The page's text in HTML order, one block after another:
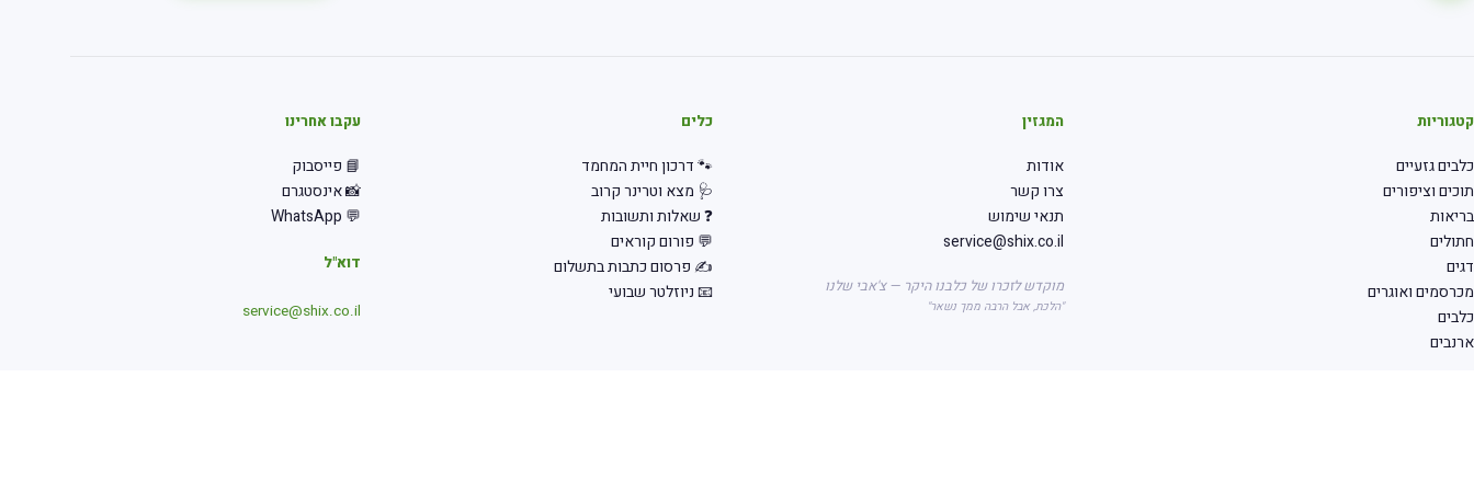
קטגוריות
כלבים גזעיים
תוכים וציפורים
בריאות
חתולים
דגים
מכרסמים ואוגרים
כלבים
ארנבים
המגזין
אודות
צרו קשר
תנאי שימוש
service@shix.co.il
מוקדש לזכרו של כלבנו היקר — צ'אבי שלנו
"הלכת, אבל הרבה ממך נשאר"
כלים
🐾 דרכון חיית המחמד
🩺 מצא וטרינר קרוב
❓ שאלות ותשובות
💬 פורום קוראים
✍️ פרסום כתבות בתשלום
📧 ניוזלטר שבועי
עקבו אחרינו
📘 פייסבוק
📸 אינסטגרם
💬 WhatsApp
דוא"ל
service@shix.co.il